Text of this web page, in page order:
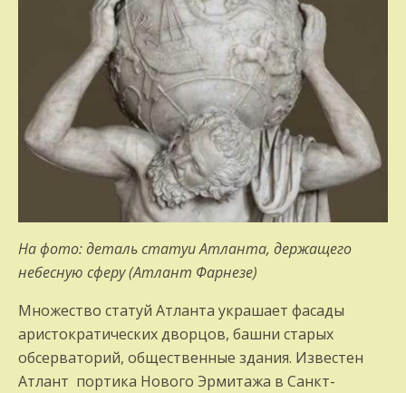
На фото: деталь статуи Атланта, держащего
небесную сферу (Атлант Фарнезе)
Множество статуй Атланта украшает фасады
аристократических дворцов, башни старых
обсерваторий, общественные здания. Известен
Атлант портика Нового Эрмитажа в Санкт-